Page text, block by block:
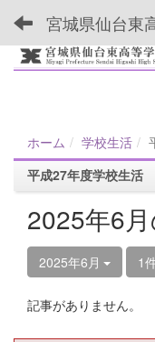
宮城県仙台東
ホーム 学校生活
平成27年度学校生活
2025年6
2025年6月 1
記事がありません。